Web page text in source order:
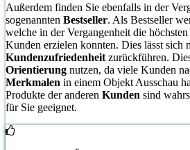
Außerdem finden Sie ebenfalls in der
sogenannten Bestseller. Als Bestseller
welche in der Vergangenheit die höchsten
Kunden erzielen konnten. Dies lässt sich
Kundenzufriedenheit zurückführen.
Orientierung nutzen, da viele Kunden
Merkmalen in einem Objekt Ausschau
Produkte der anderen Kunden sind
für Sie geeignet.